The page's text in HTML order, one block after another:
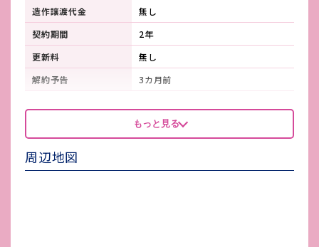
造作譲渡代金
無し
契約期間
2年
更新料
無し
解約予告
3カ月前
看板製作費
自己負担
看板使用料・
維持管理費
自己負担
鍵交換費
無し（交換時自己負担）
もっと見る
周辺地図